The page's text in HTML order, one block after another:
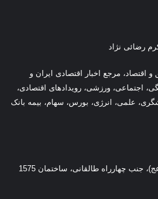
رضائی نژاد
اقتصاد، مرجع اخبار اقتصادی ایران و
اجتماعی، ورزشی، رویدادهای اقتصادی،
علمی، انرژی، بورس، سهام، بیمه بانک
آدرس : تهران ، خیابان ولیعصر(عج)، جنب چهارراه طالقانی، ساختمان 1575